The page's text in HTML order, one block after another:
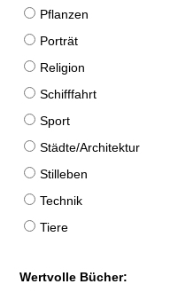
Pflanzen
Porträt
Religion
Schifffahrt
Sport
Städte/Architektur
Stilleben
Technik
Tiere
Wertvolle Bücher: